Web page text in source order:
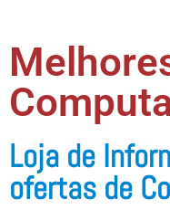
Loja de
ofertas de